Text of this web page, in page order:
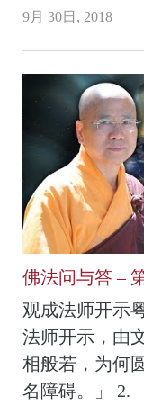
9月 30日, 2018
佛法问与答 –
观成法师开示
法师开示，由
相般若，为何
名障碍。」 2.